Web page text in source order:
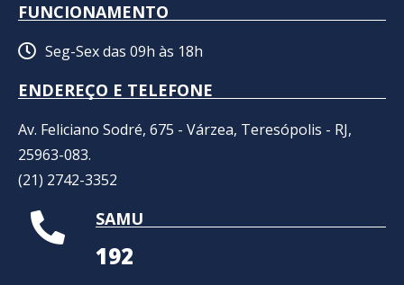
FUNCIONAMENTO
Seg-Sex das 09h às 18h
ENDEREÇO E TELEFONE
Av. Feliciano Sodré, 675 - Várzea, Teresópolis - RJ,
25963-083.
(21) 2742-3352​
SAMU
192